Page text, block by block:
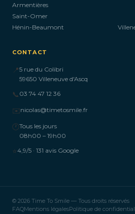
Armentières
Saint-Omer
Hénin-Beaumont
CONTACT
📍5 rue du Colibri
59650 Villeneuve d'Ascq
📞 03 74 47 12 36
✉️nicolas@timetosmile.fr
🕐Tous les jours
08h00 – 19h00
⭐4,9/5 · 131 avis Google
© 2026 Time To Smile — Tous droits réservés
FAQMentions légalesPolitique de